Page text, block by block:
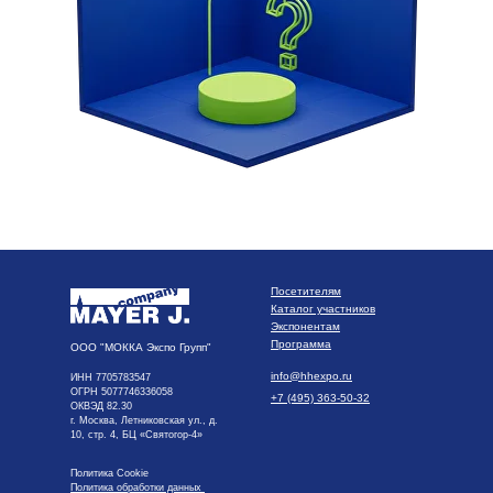
Политика Cookie
Политика обработки данных
ИНН 7705783547
ОГРН 5077746336058
ОКВЭД 82.30
г. Москва, Летниковская ул., д.
10, стр. 4, БЦ «Святогор-4»
info@hhexpo.ru
+7 (495) 363-50-32
ООО "МОККА Экспо Групп"
Посетителям
Каталог участников
Программа
Экспонентам